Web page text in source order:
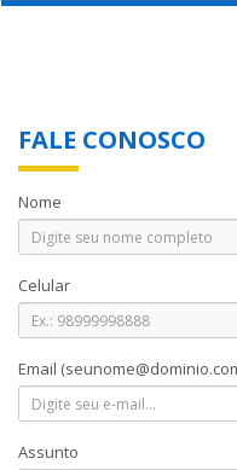
FALE CONOSCO
Nome
Celular
Email
Assunto